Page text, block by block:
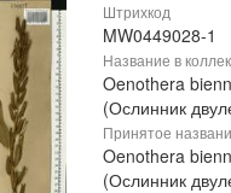
Штрихкод
MW0449028-1
Название в
Oenothera
(Ослинник
Принятое
Oenothera
(Ослинник